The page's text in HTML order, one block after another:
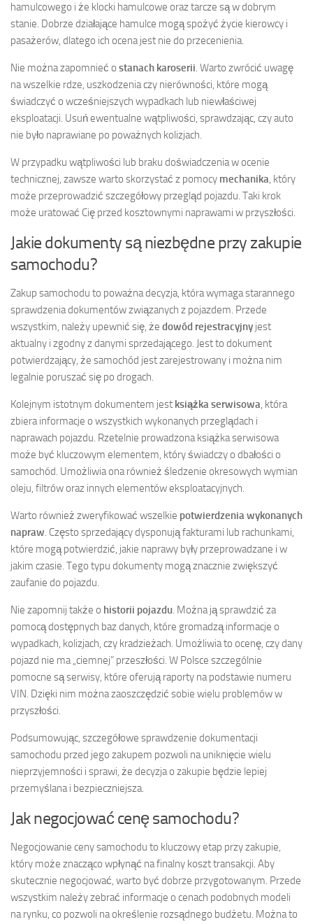
hamulcowego i że klocki hamulcowe oraz tarcze są w dobrym
stanie. Dobrze działające hamulce mogą spożyć życie kierowcy i
pasażerów, dlatego ich ocena jest nie do przecenienia.
Nie można zapomnieć o stanach karoserii. Warto zwrócić uwagę
na wszelkie rdze, uszkodzenia czy nierówności, które mogą
świadczyć o wcześniejszych wypadkach lub niewłaściwej
eksploatacji. Usuń ewentualne wątpliwości, sprawdzając, czy auto
nie było naprawiane po poważnych kolizjach.
W przypadku wątpliwości lub braku doświadczenia w ocenie
technicznej, zawsze warto skorzystać z pomocy mechanika, który
może przeprowadzić szczegółowy przegląd pojazdu. Taki krok
może uratować Cię przed kosztownymi naprawami w przyszłości.
Jakie dokumenty są niezbędne przy zakupie
samochodu?
Zakup samochodu to poważna decyzja, która wymaga starannego
sprawdzenia dokumentów związanych z pojazdem. Przede
wszystkim, należy upewnić się, że dowód rejestracyjny jest
aktualny i zgodny z danymi sprzedającego. Jest to dokument
potwierdzający, że samochód jest zarejestrowany i można nim
legalnie poruszać się po drogach.
Kolejnym istotnym dokumentem jest książka serwisowa, która
zbiera informacje o wszystkich wykonanych przeglądach i
naprawach pojazdu. Rzetelnie prowadzona książka serwisowa
może być kluczowym elementem, który świadczy o dbałości o
samochód. Umożliwia ona również śledzenie okresowych wymian
oleju, filtrów oraz innych elementów eksploatacyjnych.
Warto również zweryfikować wszelkie potwierdzenia wykonanych
napraw. Często sprzedający dysponują fakturami lub rachunkami,
które mogą potwierdzić, jakie naprawy były przeprowadzane i w
jakim czasie. Tego typu dokumenty mogą znacznie zwiększyć
zaufanie do pojazdu.
Nie zapomnij także o historii pojazdu. Można ją sprawdzić za
pomocą dostępnych baz danych, które gromadzą informacje o
wypadkach, kolizjach, czy kradzieżach. Umożliwia to ocenę, czy dany
pojazd nie ma „ciemnej” przeszłości. W Polsce szczególnie
pomocne są serwisy, które oferują raporty na podstawie numeru
VIN. Dzięki nim można zaoszczędzić sobie wielu problemów w
przyszłości.
Podsumowując, szczegółowe sprawdzenie dokumentacji
samochodu przed jego zakupem pozwoli na uniknięcie wielu
nieprzyjemności i sprawi, że decyzja o zakupie będzie lepiej
przemyślana i bezpieczniejsza.
Jak negocjować cenę samochodu?
Negocjowanie ceny samochodu to kluczowy etap przy zakupie,
który może znacząco wpłynąć na finalny koszt transakcji. Aby
skutecznie negocjować, warto być dobrze przygotowanym. Przede
wszystkim należy zebrać informacje o cenach podobnych modeli
na rynku, co pozwoli na określenie rozsądnego budżetu. Można to